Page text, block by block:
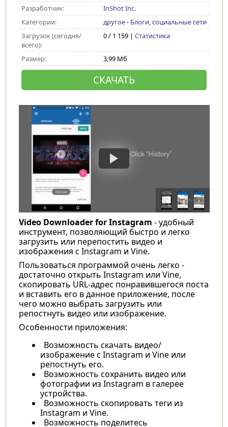
Разработчик:
InShot Inc.
Категории:
другое- Блоги, социальные сети
Загрузок (сегодня/
всего):
0 / 1 159 | Статистика
Размер: 3,99 Мб
СКАЧАТЬ
Video Downloader for Instagram - удобный
инструмент, позволяющий быстро и легко
загрузить или перепостить видео и
изображения с Instagram и Vine.
Пользоваться программой очень легко -
достаточно открыть Instagram или Vine,
скопировать URL-адрес понравившегося поста
и вставить его в данное приложение, после
чего можно выбрать загрузить или
репостнуть видео или изображение.
Особенности приложения:
Возможность скачать видео/
изображение с Instagram и Vine или
репостнуть его.
Возможность сохранить видео или
фотографии из Instagram в галерее
устройства.
Возможность скопировать теги из
Instagram и Vine.
Возможность поделитесь